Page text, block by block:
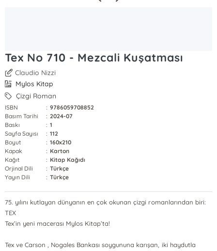
Tex No 710 - Mezcali Kuşatması
Claudio Nizzi
Mylos Kitap
Çizgi Roman
ISBN : 9786059708852
Basım Tarihi
: 2024-07
Baskı
: 1
Sayfa Sayısı
: 112
Boyut
: 160x210
Kapak
: Karton
Kağıt
: Kitap Kağıdı
Orjinal Dili
: Türkçe
Yayın Dili
: Türkçe
75. yılını kutlayan dünyanın en çok okunan çizgi romanlarından biri:
TEX
Tex’in yeni macerası Mylos Kitap’ta!
Tex ve Carson , Nogales Bankası soygununa karışan, iki haydutla